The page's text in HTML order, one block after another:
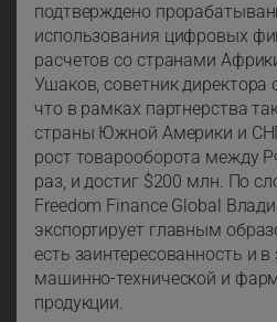
подтверждено
использования цифровых
расчетов со странами
Ушаков, советник директора
что в рамках партнерства
страны Южной Америки и
рост товарооборота между
раз, и достиг $200 млн. По
Freedom Finance Global
экспортирует главным
есть заинтересованность и в
машинно-технической и
продукции.